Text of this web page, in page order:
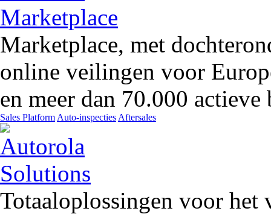
Marketplace, met
online veilingen voor
en meer dan 70.000 actieve
Sales Platform Auto-inspecties Aftersales
Totaaloplossingen voor het